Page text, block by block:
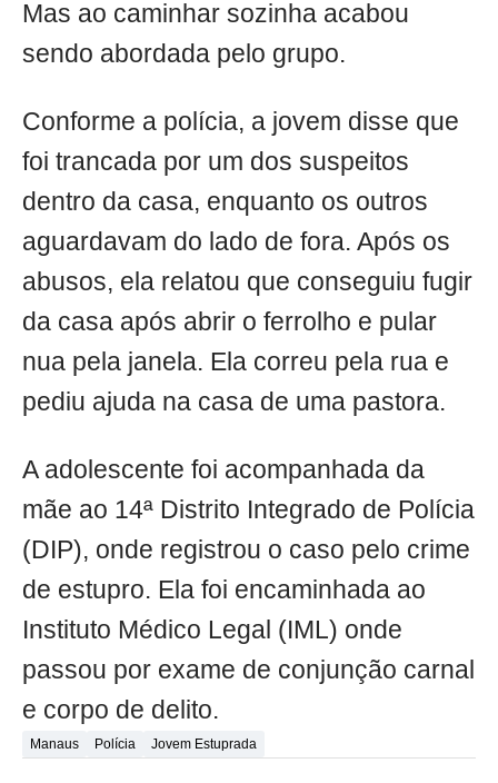
Mas ao caminhar sozinha acabou
sendo abordada pelo grupo.
Conforme a polícia, a jovem disse que
foi trancada por um dos suspeitos
dentro da casa, enquanto os outros
aguardavam do lado de fora. Após os
abusos, ela relatou que conseguiu fugir
da casa após abrir o ferrolho e pular
nua pela janela. Ela correu pela rua e
pediu ajuda na casa de uma pastora.
A adolescente foi acompanhada da
mãe ao 14ª Distrito Integrado de Polícia
(DIP), onde registrou o caso pelo crime
de estupro. Ela foi encaminhada ao
Instituto Médico Legal (IML) onde
passou por exame de conjunção carnal
e corpo de delito.
Manaus Polícia Jovem Estuprada